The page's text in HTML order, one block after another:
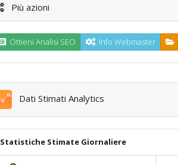
Più azioni
Ottieni Analisi SEO Info Webmaster
Dati Stimati Analytics
Statistiche Stimate Giornaliere